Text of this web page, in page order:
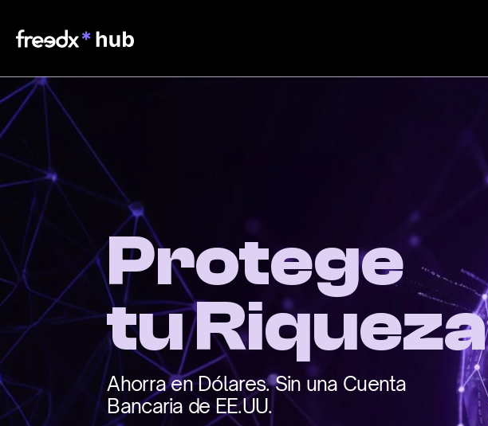
Protege
tu Riqueza
Ahorra en Dólares. Sin una Cuenta
Bancaria de EE.UU.